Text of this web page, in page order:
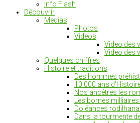
Info Flash
Découvrir
Medias
Photos
Videos
Video des
Video des
Quelques chiffres
Histoire et traditions
Des hommes
10.000 ans
Nos ancêtres les
Les bornes
Doléances
Dans la tourmente